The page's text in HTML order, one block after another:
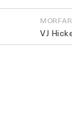
MORFAR
VJ